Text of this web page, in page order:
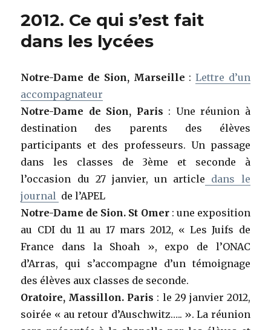
2012. Ce qui s’est fait
dans les lycées
Notre-Dame de Sion, Marseille : Lettre d’un
accompagnateur
Notre-Dame de Sion, Paris : Une réunion à
destination des parents des élèves
participants et des professeurs. Un passage
dans les classes de 3ème et seconde à
l’occasion du 27 janvier, un article dans le
journal de l’APEL
Notre-Dame de Sion. St Omer: une exposition
au CDI du 11 au 17 mars 2012, « Les Juifs de
France dans la Shoah », expo de l’ONAC
d’Arras, qui s’accompagne d’un témoignage
des élèves aux classes de seconde.
Oratoire, Massillon. Paris : le 29 janvier 2012,
soirée « au retour d’Auschwitz….. ». La réunion